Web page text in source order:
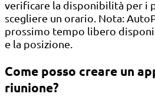
verificare la disponibilità per i
scegliere un orario. Nota:
prossimo tempo libero
e la posizione.
Come posso creare un
riunione?